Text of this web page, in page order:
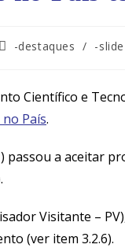
-destaques / -
Científico e
no País.
passou a aceitar
Visitante –
(ver item 3.2.6).